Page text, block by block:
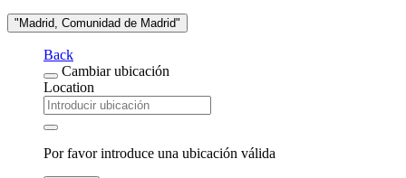
"Madrid, Comunidad de Madrid"
Back
Cambiar ubicación
Location
Por favor introduce una ubicación válida